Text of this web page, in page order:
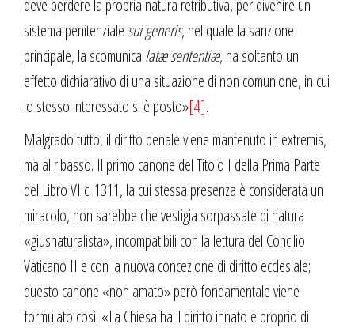
deve perdere la propria natura retributiva, per divenire un
sistema penitenziale sui generis, nel quale la sanzione
principale, la scomunica latæ sententiæ, ha soltanto un
effetto dichiarativo di una situazione di non comunione, in cui
lo stesso interessato si è posto»[4].
Malgrado tutto, il diritto penale viene mantenuto in extremis,
ma al ribasso. Il primo canone del Titolo I della Prima Parte
del Libro VI c. 1311, la cui stessa presenza è considerata un
miracolo, non sarebbe che vestigia sorpassate di natura
«giusnaturalista», incompatibili con la lettura del Concilio
Vaticano II e con la nuova concezione di diritto ecclesiale;
questo canone «non amato» però fondamentale viene
formulato così: «La Chiesa ha il diritto innato e proprio di